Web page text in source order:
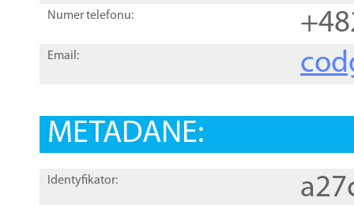
Numer telefonu:
Email:
METADANE:
Identyfikator: